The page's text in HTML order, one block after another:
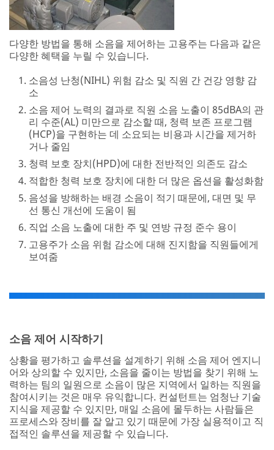
고용주가 소음 위험 감소에 대해 진지함을 직원들에게
보여줌
소음 제어 시작하기
상황을 평가하고 솔루션을 설계하기 위해 소음 제어 엔지니
어와 상의할 수 있지만, 소음을 줄이는 방법을 찾기 위해 노
력하는 팀의 일원으로 소음이 많은 지역에서 일하는 직원을
참여시키는 것은 매우 유익합니다. 컨설턴트는 엄청난 기술
지식을 제공할 수 있지만, 매일 소음에 몰두하는 사람들은
프로세스와 장비를 잘 알고 있기 때문에 가장 실용적이고 직
접적인 솔루션을 제공할 수 있습니다.
1단계. 작업장 소음 측정
2단계. 소음 제어
5단계. 타당성 평가
6단계. 제어의 효율성 평가
요구 사항